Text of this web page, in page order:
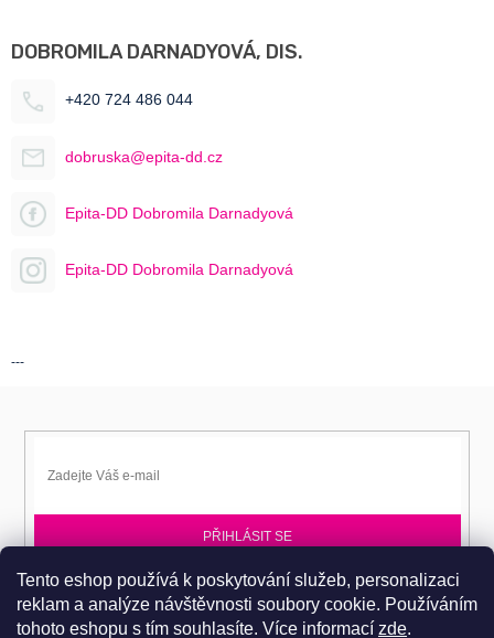
Tento eshop používá k poskytování služeb, personalizaci
reklam a analýze návštěvnosti soubory cookie. Používáním
tohoto eshopu s tím souhlasíte. Více informací zde.
DOBROMILA DARNADYOVÁ, DIS.
+420 724 486 044
dobruska@epita-dd.cz
Epita-DD Dobromila Darnadyová
Epita-DD Dobromila Darnadyová
---
PŘIHLÁSIT SE
Přihlaste se k EPITA-DD a získávejte novinky jako první.